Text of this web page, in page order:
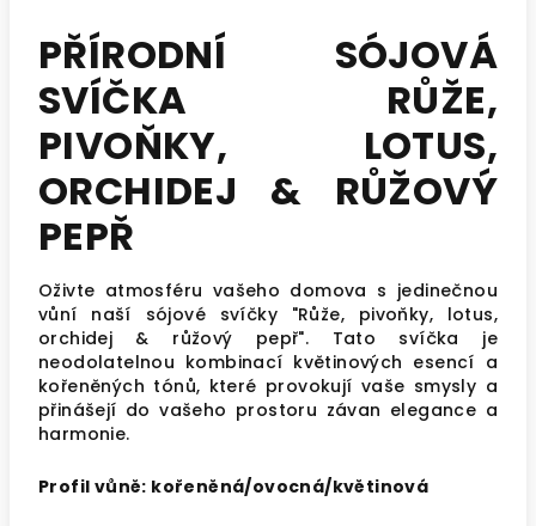
PŘÍRODNÍ SÓJOVÁ
SVÍČKA RŮŽE,
PIVOŇKY, LOTUS,
ORCHIDEJ & RŮŽOVÝ
PEPŘ
Oživte atmosféru vašeho domova s jedinečnou
vůní naší sójové svíčky "Růže, pivoňky, lotus,
orchidej & růžový pepř". Tato svíčka je
neodolatelnou kombinací květinových esencí a
kořeněných tónů, které provokují vaše smysly a
přinášejí do vašeho prostoru závan elegance a
harmonie.
Profil vůně: kořeněná/ovocná/květinová